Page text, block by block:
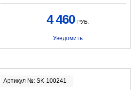
4 460 РУБ.
Уведомить
Артикул №: SK-100241